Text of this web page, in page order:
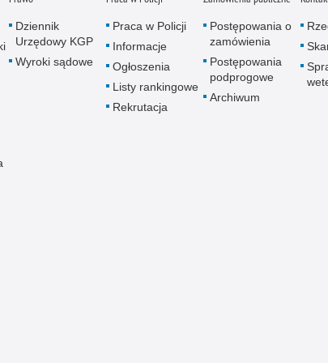
Dziennik
Urzędowy KGP
Wyroki sądowe
Praca w Policji
Informacje
Ogłoszenia
Listy rankingowe
Rekrutacja
Postępowania o
zamówienia
Postępowania
podprogowe
Archiwum